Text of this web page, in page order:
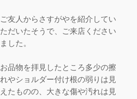
ご友人からさすがやを紹介してい
ただいたそうで、ご来店ください
ました。
お品物を拝見したところ多少の擦
れやショルダー付け根の弱りは見
えたものの、大きな傷や汚れは見